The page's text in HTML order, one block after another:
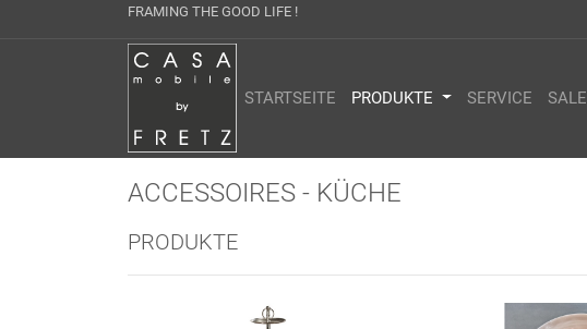
FRAMING THE GOOD LIFE !
STARTSEITE PRODUKTE SERVICE SALE
ACCESSOIRES - KÜCHE
PRODUKTE